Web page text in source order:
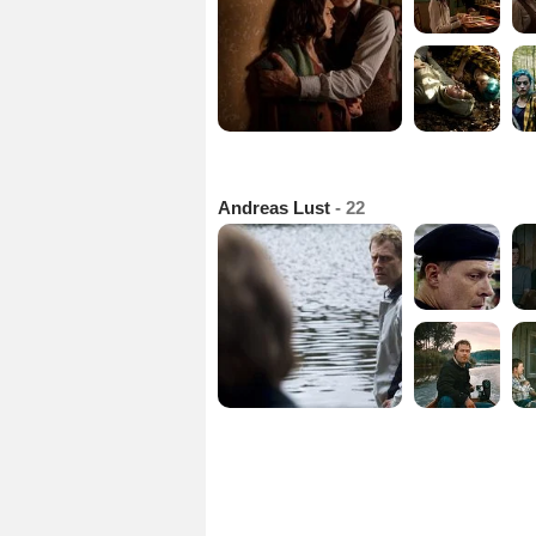
Andreas Lust - 22